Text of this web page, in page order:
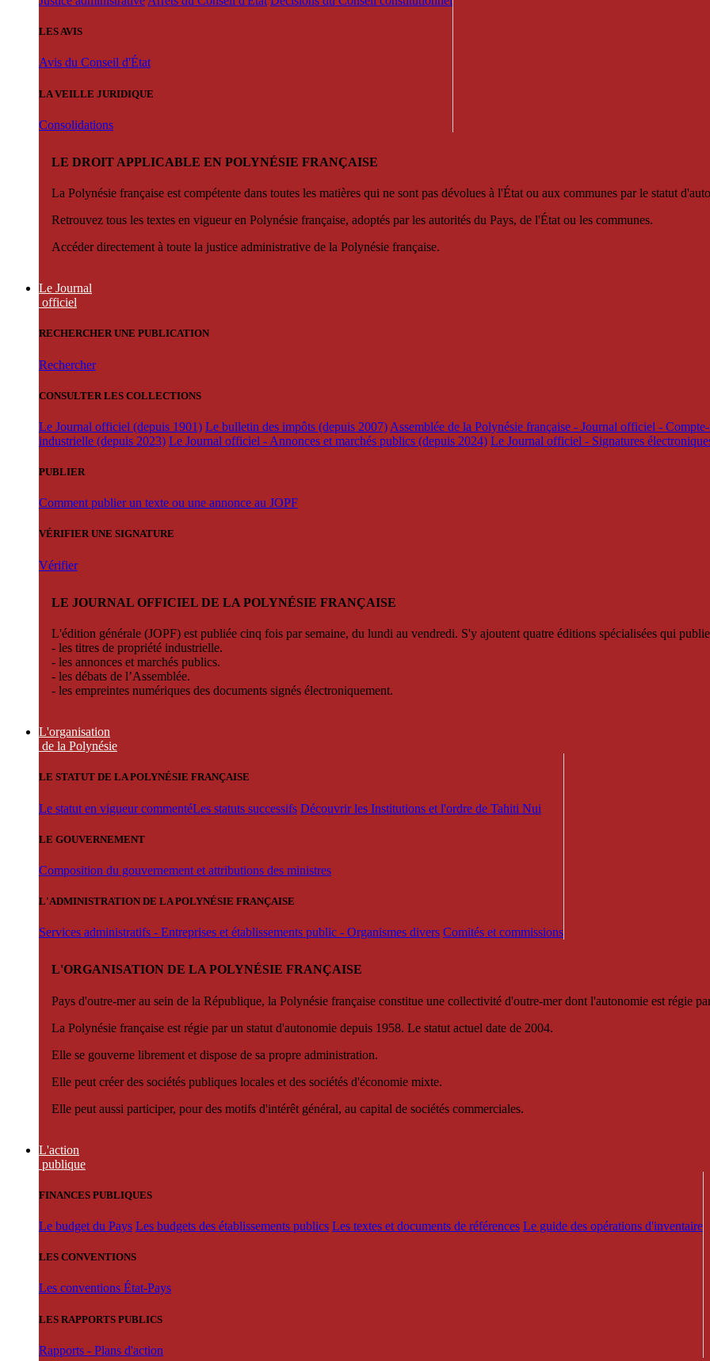
LES AVIS
Avis du Conseil d'État
LA VEILLE JURIDIQUE
Consolidations
LE DROIT APPLICABLE EN POLYNÉSIE FRANÇAISE
La Polynésie française est compétente dans toutes les matières qui ne sont pas dévolues à l'État ou aux communes par le statut
Retrouvez tous les textes en vigueur en Polynésie française, adoptés par les autorités du Pays, de l'État ou les communes.
Accéder directement à toute la justice administrative de la Polynésie française.
Le Journal
officiel
RECHERCHER UNE PUBLICATION
Rechercher
CONSULTER LES COLLECTIONS
Le Journal officiel (depuis 1901) Le bulletin des impôts (depuis 2007) Assemblée de la Polynésie française - Journal officiel -
industrielle (depuis 2023) Le Journal officiel - Annonces et marchés publics (depuis 2024) Le Journal officiel - Signatures
PUBLIER
Comment publier un texte ou une annonce au JOPF
VÉRIFIER UNE SIGNATURE
Vérifier
LE JOURNAL OFFICIEL DE LA POLYNÉSIE FRANÇAISE
L'édition générale (JOPF) est publiée cinq fois par semaine, du lundi au vendredi. S'y ajoutent quatre éditions spécialisées qui
- les titres de propriété industrielle.
- les annonces et marchés publics.
- les débats de l’Assemblée.
- les empreintes numériques des documents signés électroniquement.
L'organisation
de la Polynésie
LE STATUT DE LA POLYNÉSIE FRANÇAISE
Le statut en vigueur commentéLes statuts successifs Découvrir les Institutions et l'ordre de Tahiti Nui
LE GOUVERNEMENT
Composition du gouvernement et attributions des ministres
L'ADMINISTRATION DE LA POLYNÉSIE FRANÇAISE
Services administratifs - Entreprises et établissements public - Organismes divers Comités et commissions
L'ORGANISATION DE LA POLYNÉSIE FRANÇAISE
Pays d'outre-mer au sein de la République, la Polynésie française constitue une collectivité d'outre-mer dont l'autonomie est régie
La Polynésie française est régie par un statut d'autonomie depuis 1958. Le statut actuel date de 2004.
Elle se gouverne librement et dispose de sa propre administration.
Elle peut créer des sociétés publiques locales et des sociétés d'économie mixte.
Elle peut aussi participer, pour des motifs d'intérêt général, au capital de sociétés commerciales.
L'action
publique
FINANCES PUBLIQUES
Le budget du Pays Les budgets des établissements publics Les textes et documents de références Le guide des opérations d'inventaire
LES CONVENTIONS
Les conventions État-Pays
LES RAPPORTS PUBLICS
Rapports - Plans d'action